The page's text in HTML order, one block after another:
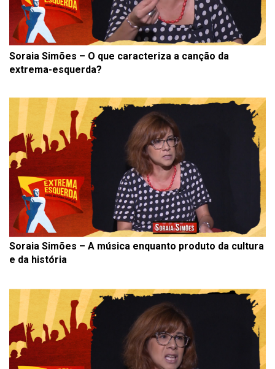
Soraia Simões – O que caracteriza a canção da
extrema-esquerda?
Soraia Simões – A música enquanto produto da cultura
e da história